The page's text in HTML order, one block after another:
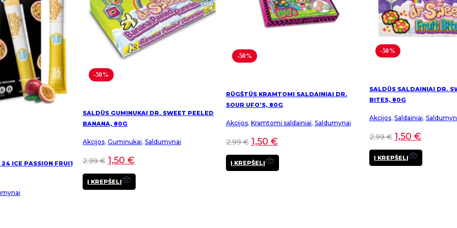
chosen
on
the
product
page
chosen
on
the
product
ICE PASSION FRUIT
-50%
SALDŪS GUMINUKAI DR. SWEET PEELED
BANANA, 80G
Akcijos, Guminukai, Saldumynai
2,99€ 1,50 €
Į KREPŠELĮ
-50%
RŪGŠTŪS KRAMTOMI SALDAINIAI DR.
SOUR UFO’S, 80G
Akcijos, Kramtomi saldainiai, Saldumynai
2,99€ 1,50 €
Į KREPŠELĮ
-50%
SALDŪS SALDAINIAI DR.
BITES, 80G
Akcijos, Saldainiai,
2,99€ 1,50 €
Į KREPŠELĮ